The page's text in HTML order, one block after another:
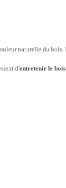
naturelle du bois.
d'entretenir le